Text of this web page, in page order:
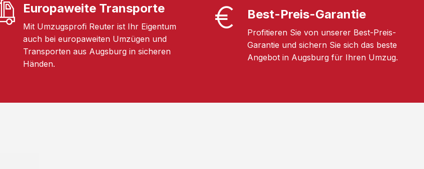
Europaweite Transporte
Mit Umzugsprofi Reuter ist Ihr Eigentum
auch bei europaweiten Umzügen und
Transporten aus Augsburg in sicheren
Händen.
Best-Preis-Garantie
Profitieren Sie von unserer Best-Preis-
Garantie und sichern Sie sich das beste
Angebot in Augsburg für Ihren Umzug.